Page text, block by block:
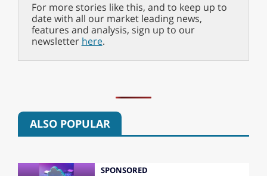
For more stories like this, and to keep up to
date with all our market leading news,
features and analysis, sign up to our
newsletter here.
ALSO POPULAR
SPONSORED